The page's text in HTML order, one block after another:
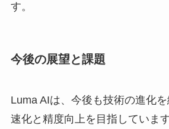
す。
今後の展望と課題
Luma AIは、今後も技術の進化
速化と精度向上を目指していま